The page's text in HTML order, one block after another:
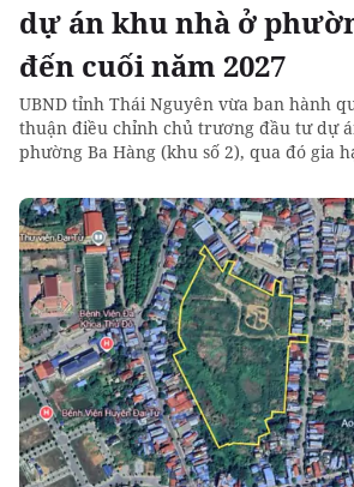
dự án khu nhà ở
đến cuối năm 2027
UBND tỉnh Thái Nguyên vừa ban hành
thuận điều chỉnh chủ trương đầu tư dự
phường Ba Hàng (khu số 2), qua đó gia